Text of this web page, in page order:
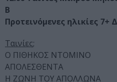
Β
Προτεινόμενες ηλικίες 7+
Ταινίες;
Ο ΠΙΘΗΚΟΣ ΝΤΟΜΙΝΟ
AΠΟΛΕΣΘΕΝΤΑ
Η ΖΩΝΗ ΤΟΥ ΑΠΟΛΛΩΝΑ